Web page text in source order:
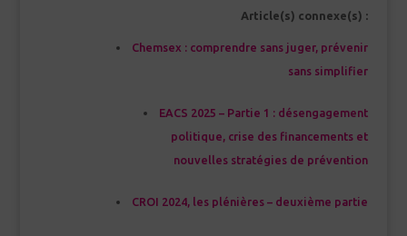
Article(s) connexe(s) :
Chemsex : comprendre sans juger, prévenir
sans simplifier
EACS 2025 – Partie 1 : désengagement
politique, crise des financements et
nouvelles stratégies de prévention
CROI 2024, les plénières – deuxième partie